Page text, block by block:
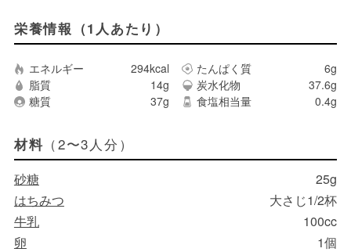
栄養情報（1人あたり）
エネルギー 294kcal たんぱく質
6g
脂質
14g 炭水化物
37.6g
糖質
37g 食塩相当量 0.4g
材料 （2〜3人分）
砂糖
25g
はちみつ
大さじ1/2杯
牛乳
100cc
卵
1個